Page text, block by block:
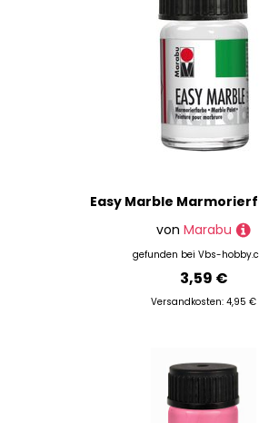
von Marabu
gefunden bei Vbs-
3,59 €
Versandkosten: 4,95 €